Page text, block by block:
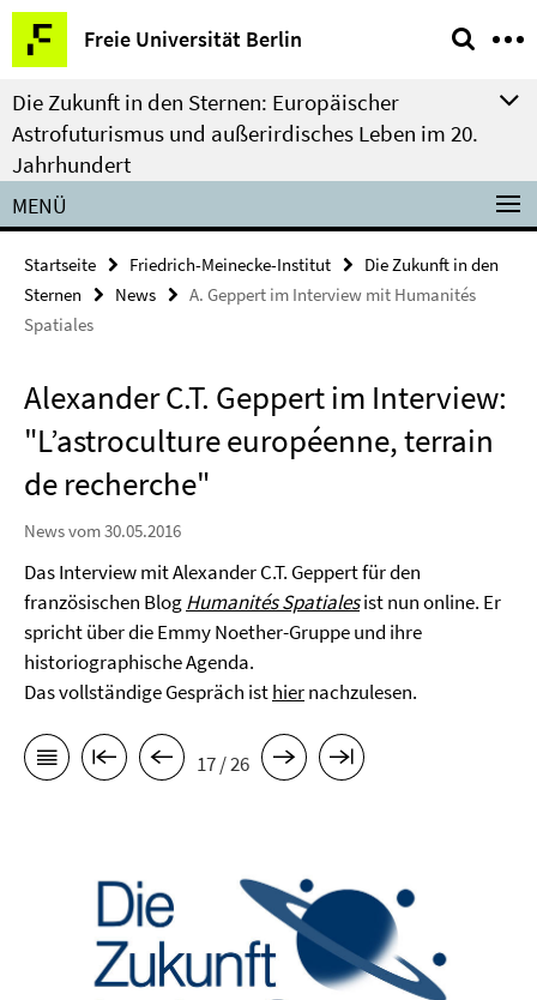
Springe
direkt
zu
Inhalt
Freie Universität Berlin
Service-
Navigation
Die Zukunft in den Sternen: Europäischer
Astrofuturismus und außerirdisches Leben im 20.
Jahrhundert
MENÜ
Startseite Friedrich-Meinecke-Institut
Die Zukunft in den
Sternen
News
A. Geppert im Interview mit Humanités
Spatiales
Alexander C.T. Geppert im Interview:
"L’astroculture européenne, terrain
de recherche"
News vom 30.05.2016
Das Interview mit Alexander C.T. Geppert für den
französischen BlogHumanités Spatialesist nun online. Er
spricht über die Emmy Noether-Gruppe und ihre
historiographische Agenda.
Das vollständige Gespräch isthiernachzulesen.
17 / 26